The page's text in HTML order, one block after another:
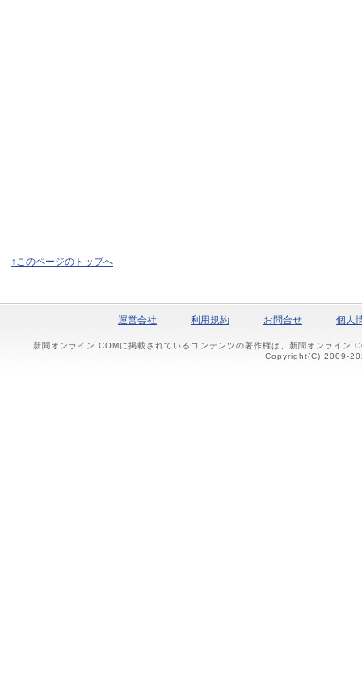
↑このページのトップへ
運営会社 利用規約 お問合せ 個人
新聞オンライン.COMに掲載されているコンテンツの著作権は、新聞オンライン
Copyright(C) 2009-